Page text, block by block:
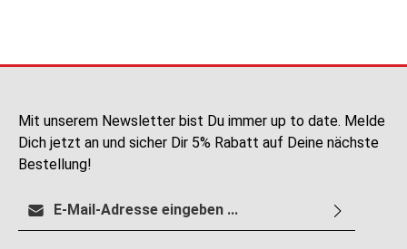
Mit unserem Newsletter bist Du immer up to date. Melde
Dich jetzt an und sicher Dir 5% Rabatt auf Deine nächste
Bestellung!
E-Mail-Adresse*